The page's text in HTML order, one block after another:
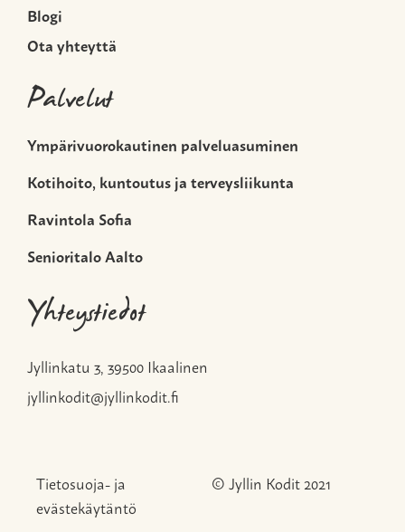
Blogi
Ota yhteyttä
Palvelut
Ympärivuorokautinen palveluasuminen
Kotihoito, kuntoutus ja terveysliikunta
Ravintola Sofia
Senioritalo Aalto
Yhteystiedot
Jyllinkatu 3, 39500 Ikaalinen
jyllinkodit@jyllinkodit.fi
© Jyllin Kodit 2021
Tietosuoja- ja
evästekäytäntö